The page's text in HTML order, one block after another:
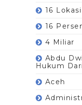
16
16
4 Miliar
Abdu
Hukum
Aceh